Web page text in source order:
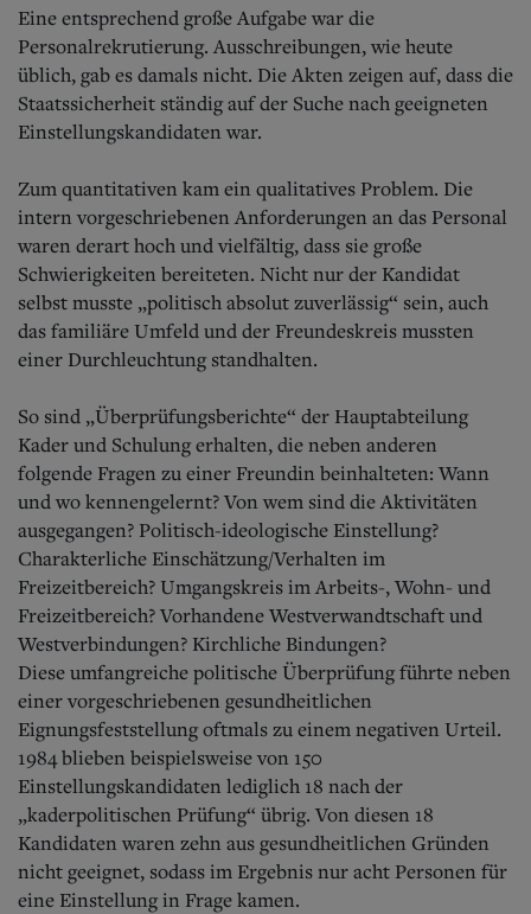
Eine entsprechend große Aufgabe war die
Personalrekrutierung. Ausschreibungen, wie heute
üblich, gab es damals nicht. Die Akten zeigen auf, dass die
Staatssicherheit ständig auf der Suche nach geeigneten
Einstellungskandidaten war.
Zum quantitativen kam ein qualitatives Problem. Die
intern vorgeschriebenen Anforderungen an das Personal
waren derart hoch und vielfältig, dass sie große
Schwierigkeiten bereiteten. Nicht nur der Kandidat
selbst musste „politisch absolut zuverlässig“ sein, auch
das familiäre Umfeld und der Freundeskreis mussten
einer Durchleuchtung standhalten.
So sind „Überprüfungsberichte“ der Hauptabteilung
Kader und Schulung erhalten, die neben anderen
folgende Fragen zu einer Freundin beinhalteten: Wann
und wo kennengelernt? Von wem sind die Aktivitäten
ausgegangen? Politisch-ideologische Einstellung?
Charakterliche Einschätzung/Verhalten im
Freizeitbereich? Umgangskreis im Arbeits-, Wohn- und
Freizeitbereich? Vorhandene Westverwandtschaft und
Westverbindungen? Kirchliche Bindungen?
Diese umfangreiche politische Überprüfung führte neben
einer vorgeschriebenen gesundheitlichen
Eignungsfeststellung oftmals zu einem negativen Urteil.
1984 blieben beispielsweise von 150
Einstellungskandidaten lediglich 18 nach der
„kaderpolitischen Prüfung“ übrig. Von diesen 18
Kandidaten waren zehn aus gesundheitlichen Gründen
nicht geeignet, sodass im Ergebnis nur acht Personen für
eine Einstellung in Frage kamen.